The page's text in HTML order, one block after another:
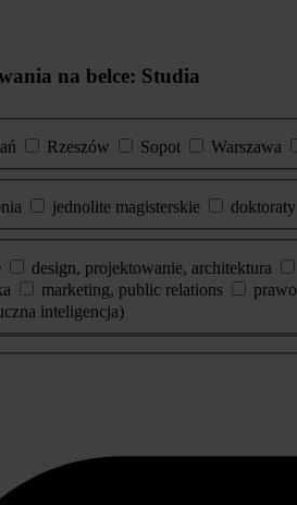
na belce: Studia
Rzeszów Sopot Warszawa
jednolite magisterskie doktoraty
design, projektowanie, architektura
marketing, public relations prawo
inteligencja)